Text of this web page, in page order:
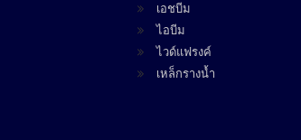
เอชบีม
ไอบีม
ไวด์แฟรงค์
เหล็กรางน้ำ